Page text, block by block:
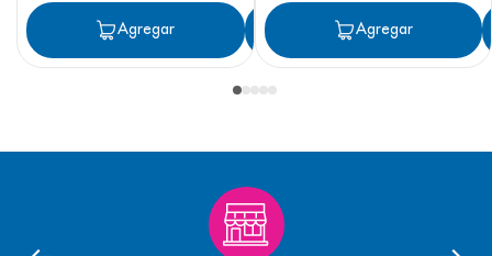
Agregar Agregar
Agregar